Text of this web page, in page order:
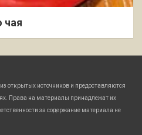
чая
открытых источников и предоставляются
Права на материалы принадлежат их
за содержание материала не